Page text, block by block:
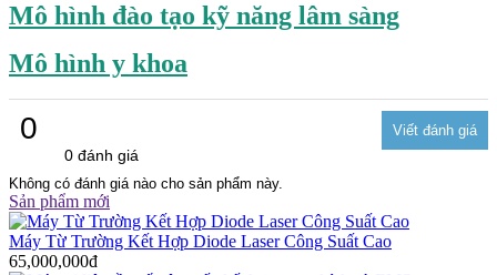
Mô hình đào tạo kỹ năng lâm sàng
Mô hình y khoa
0
0 đánh giá
Không có đánh giá nào cho sản phẩm này.
Sản phẩm mới
Máy Từ Trường Kết Hợp Diode Laser Công Suất Cao
65,000,000đ